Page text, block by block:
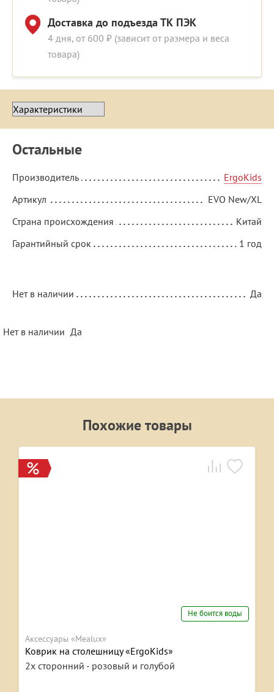
Доставка до подъезда ТК ПЭК
4 дня, от 600 ₽ (зависит от размера и веса
товара)
Остальные
Производитель
ErgoKids
Артикул
EVO New/XL
Страна происхождения
Китай
Гарантийный срок
1 год
Нет в наличии Да
Нет в наличии Да
Похожие товары
Не боится воды
Аксессуары «Mealux»
Коврик на столешницу «ErgoKids»
2х сторонний - розовый и голубой